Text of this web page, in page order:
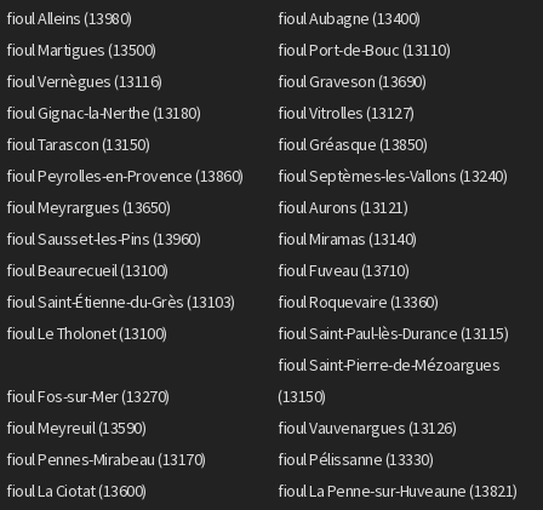
fioul Alleins (13980)
fioul Aubagne (13400)
fioul Martigues (13500)
fioul Port-de-Bouc (13110)
fioul Vernègues (13116)
fioul Graveson (13690)
fioul Gignac-la-Nerthe (13180)
fioul Vitrolles (13127)
fioul Tarascon (13150)
fioul Gréasque (13850)
fioul Peyrolles-en-Provence (13860)
fioul Septèmes-les-Vallons (13240)
fioul Meyrargues (13650)
fioul Aurons (13121)
fioul Sausset-les-Pins (13960)
fioul Miramas (13140)
fioul Beaurecueil (13100)
fioul Fuveau (13710)
fioul Saint-Étienne-du-Grès (13103)
fioul Roquevaire (13360)
fioul Le Tholonet (13100)
fioul Saint-Paul-lès-Durance (13115)
fioul Fos-sur-Mer (13270)
fioul Saint-Pierre-de-Mézoargues
(13150)
fioul Meyreuil (13590)
fioul Vauvenargues (13126)
fioul Pennes-Mirabeau (13170)
fioul Pélissanne (13330)
fioul La Ciotat (13600)
fioul La Penne-sur-Huveaune (13821)